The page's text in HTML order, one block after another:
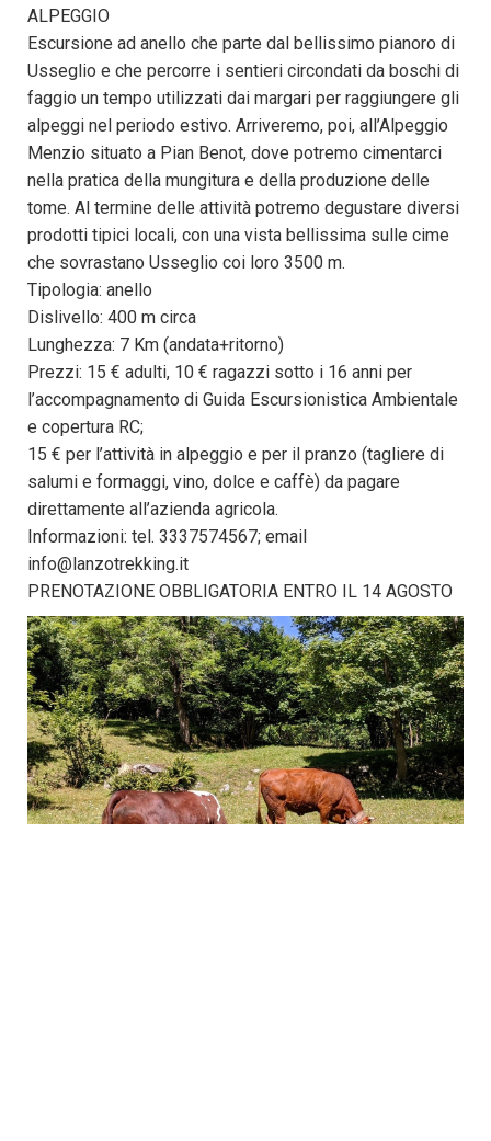
ALPEGGIO
Escursione ad anello che parte dal bellissimo pianoro di
Usseglio e che percorre i sentieri circondati da boschi di
faggio un tempo utilizzati dai margari per raggiungere gli
alpeggi nel periodo estivo. Arriveremo, poi, all’Alpeggio
Menzio situato a Pian Benot, dove potremo cimentarci
nella pratica della mungitura e della produzione delle
tome. Al termine delle attività potremo degustare diversi
prodotti tipici locali, con una vista bellissima sulle cime
che sovrastano Usseglio coi loro 3500 m.
Tipologia: anello
Dislivello: 400 m circa
Lunghezza: 7 Km (andata+ritorno)
Prezzi: 15 € adulti, 10 € ragazzi sotto i 16 anni per
l’accompagnamento di Guida Escursionistica Ambientale
e copertura RC;
15 € per l’attività in alpeggio e per il pranzo (tagliere di
salumi e formaggi, vino, dolce e caffè) da pagare
direttamente all’azienda agricola.
Informazioni: tel. 3337574567; email
info@lanzotrekking.it
PRENOTAZIONE OBBLIGATORIA ENTRO IL 14 AGOSTO